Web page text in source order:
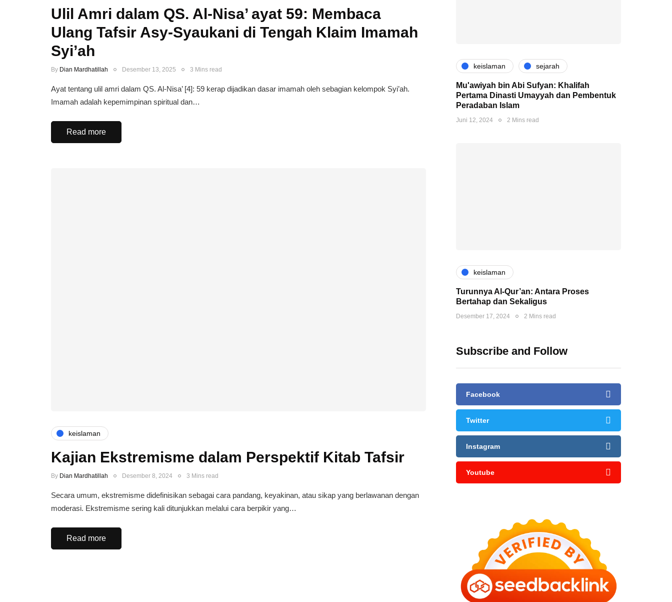
Ulil Amri dalam QS. Al-Nisa’ ayat 59: Membaca
Ulang Tafsir Asy-Syaukani di Tengah Klaim Imamah
Syi’ah
By Dian Mardhatillah Desember 13, 2025 3 Mins read
Ayat tentang ulil amri dalam QS. Al-Nisa’ [4]: 59 kerap dijadikan dasar imamah oleh sebagian kelompok Syi’ah.
Imamah adalah kepemimpinan spiritual dan…
Read more
keislaman
Kajian Ekstremisme dalam Perspektif Kitab Tafsir
By Dian Mardhatillah Desember 8, 2024 3 Mins read
Secara umum, ekstremisme didefinisikan sebagai cara pandang, keyakinan, atau sikap yang berlawanan dengan
moderasi. Ekstremisme sering kali ditunjukkan melalui cara berpikir yang…
Read more
keislaman sejarah
Mu'awiyah bin Abi Sufyan: Khalifah
Pertama Dinasti Umayyah dan Pembentuk
Peradaban Islam
Juni 12, 2024 2 Mins read
keislaman
Turunnya Al-Qur’an: Antara Proses
Bertahap dan Sekaligus
Desember 17, 2024 2 Mins read
Subscribe and Follow
Facebook
Twitter
Instagram
Youtube